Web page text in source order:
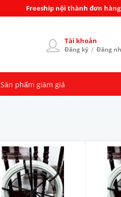
Freeship nội thành đơn
Tài khoản
Đăng ký / Đăng
Sản phẩm giảm giá